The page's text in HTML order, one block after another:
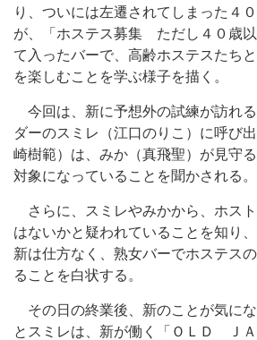
り、ついには左遷されてしまった４
が、「ホステス募集 ただし４０歳
て入ったバーで、高齢ホステスたち
を楽しむことを学ぶ様子を描く。
今回は、新に予想外の試練が訪れ
ダーのスミレ（江口のりこ）に呼び
崎樹範）は、みか（真飛聖）が見守
対象になっていることを聞かされる。
さらに、スミレやみかから、ホス
はないかと疑われていることを知り
新は仕方なく、熟女バーでホステス
ることを白状する。
その日の終業後、新のことが気に
とスミレは、新が働く「ＯＬＤ Ｊ